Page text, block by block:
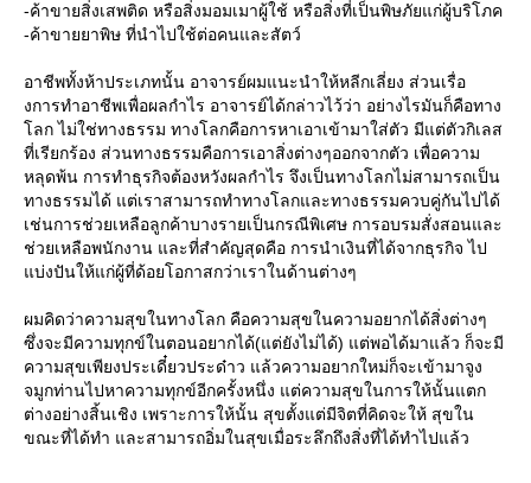
-ค้าขายสิ่งเสพติด หรือสิ่งมอมเมาผู้ใช้ หรือสิ่งที่เป็นพิษภัยแก่ผู้บริโภค
-ค้าขายยาพิษ ที่นําไปใช้ต่อคนและสัตว์
อาชีพทั้งห้าประเภทนั้น อาจารย์ผมแนะนําให้หลีกเลี่ยง ส่วนเรื่อ
งการทําอาชีพเพื่อผลกําไร อาจารย์ได้กล่าวไว้ว่า อย่างไรมันก็คือทาง
ลก ไม่ใช่ทางธรรม ทางโลกคือการหาเอาเข้ามาใส่ตัว มีแต่ตัวกิเลส
ที่เรียกร้อง ส่วนทางธรรมคือการเอาสิ่งต่างๆออกจากตัว เพื่อความ
หลุดพ้น การทําธุรกิจต้องหวังผลกําไร จึงเป็นทางโลกไม่สามารถเป็น
ทางธรรมได้ แต่เราสามารถทําทางโลกและทางธรรมควบคู่กันไปได้
เช่นการช่วยเหลือลูกค้าบางรายเป็นกรณีพิเศษ การอบรมสั่งสอนและ
ช่วยเหลือพนักงาน และที่สําคัญสุดคือ การนําเงินที่ได้จากธุรกิจ ไป
บ่งปันให้แก่ผู้ที่ด้อยโอกาสกว่าเราในด้านต่างๆ
ผมคิดว่าความสุขในทางโลก คือความสุขในความอยากได้สิ่งต่างๆ
ซึ่งจะมีความทุกข์ในตอนอยากได้(แต่ยังไม่ได้) แต่พอได้มาแล้ว ก็จะมี
ความสุขเพียงประเดี๋ยวประด๋าว แล้วความอยากใหม่ก็จะเข้ามาจูง
จมูกท่านไปหาความทุกข์อีกครั้งหนึ่ง แต่ความสุขในการให้นั้นแตก
ต่างอย่างสิ้นเชิง เพราะการให้นั้น สุขตั้งแต่มีจิตที่คิดจะให้ สุขใน
ขณะที่ได้ทํา และสามารถอิ่มในสุขเมื่อระลึกถึงสิ่งที่ได้ทําไปแล้ว